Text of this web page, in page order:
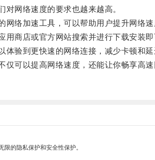
网络速度的要求也越来越高。
络加速工具，可以帮助用户提升网络速
商店或官方网站搜索并进行下载安装即
验到更快速的网络连接，减少卡顿和延
可以提高网络速度，还能让你畅享高速
的隐私保护和安全性保护。